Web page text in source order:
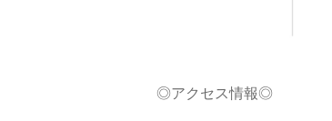
◎アクセス情報◎